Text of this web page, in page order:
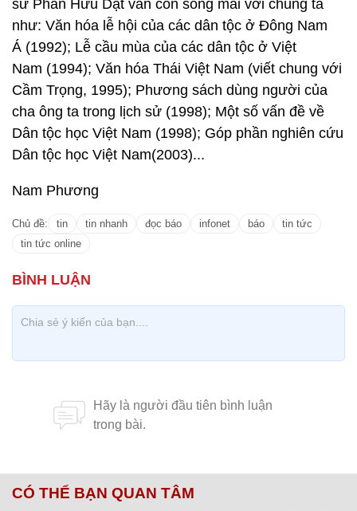
sư Phan Hữu Dật vẫn còn sống mãi với chúng ta
như: Văn hóa lễ hội của các dân tộc ở Đông Nam
Á (1992); Lễ cầu mùa của các dân tộc ở Việt
Nam (1994); Văn hóa Thái Việt Nam (viết chung với
Cầm Trọng, 1995); Phương sách dùng người của
cha ông ta trong lịch sử (1998); Một số vấn đề về
Dân tộc học Việt Nam (1998); Góp phần nghiên cứu
Dân tộc học Việt Nam(2003)...
Nam Phương
Chủ đề: tin tin nhanh đọc báo infonet báo
tin tức
tin tức online
CÓ THỂ BẠN QUAN TÂM